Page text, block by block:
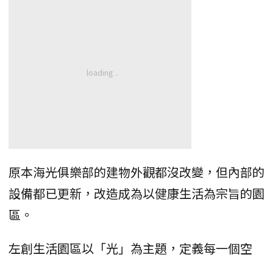
原本海光俱樂部的建物外觀都沒改變，但內部的
設備都已更新，改造成為以健康生活為宗旨的園
區。
左創生活園區以「光」為主題，定義每一個空